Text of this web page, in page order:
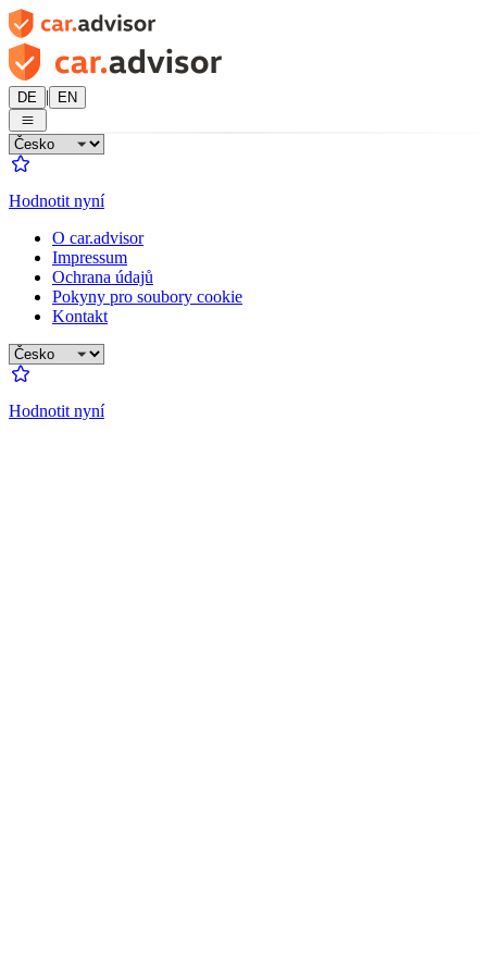
DE | EN
Hodnotit nyní
O car.advisor
Impressum
Ochrana údajů
Pokyny pro soubory cookie
Kontakt
Hodnotit nyní